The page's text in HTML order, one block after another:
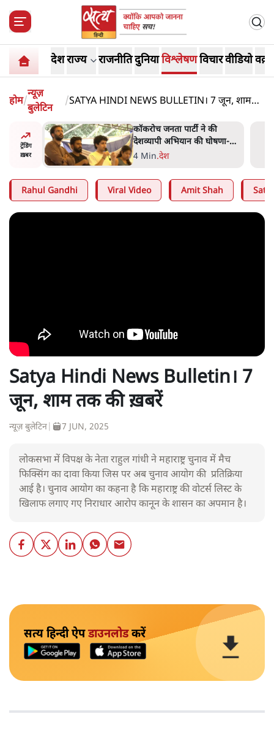
देशराज्य राजनीतिदुनियाविश्लेषणविचारवीडियो
होम/
न्यूज़
बुलेटिन
/SATYA HINDI NEWS BULLETIN। 7 जून, शाम
ट्रेंडिंग
ख़बर
BJP और मोदी ‘गॉडफादर’ भागवत
की Gen Z पर सलाह मानेंः
अभिजीत दिपके
5 Min.देश
Rahul Gandhi Viral Video Amit Shah
Satya Hindi News Bulletin। 7
जून, शाम तक की ख़बरें
न्यूज़ बुलेटिन 7 JUN, 2025
लोकसभा में विपक्ष के नेता राहुल गांधी ने महाराष्ट्र चुनाव में मैच
फिक्सिंग का दावा किया जिस पर अब चुनाव आयोग की प्रतिक्रिया
आई है। चुनाव आयोग का कहना है कि महाराष्ट्र की वोटर्स लिस्ट के
खिलाफ लगाए गए निराधार आरोप कानून के शासन का अपमान है।
सत्य हिन्दी ऐपडाउनलोडकरें